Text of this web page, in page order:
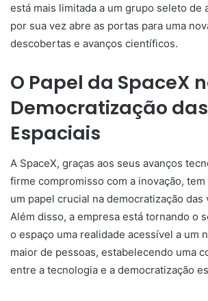
está mais limitada a um grupo seleto de
por sua vez abre as portas para uma
descobertas e avanços científicos.
O Papel da SpaceX
Democratização
Espaciais
A SpaceX, graças aos seus avanços
firme compromisso com a inovação,
um papel crucial na democratização das
Além disso, a empresa está tornando o
o espaço uma realidade acessível a um
maior de pessoas, estabelecendo uma
entre a tecnologia e a democratização